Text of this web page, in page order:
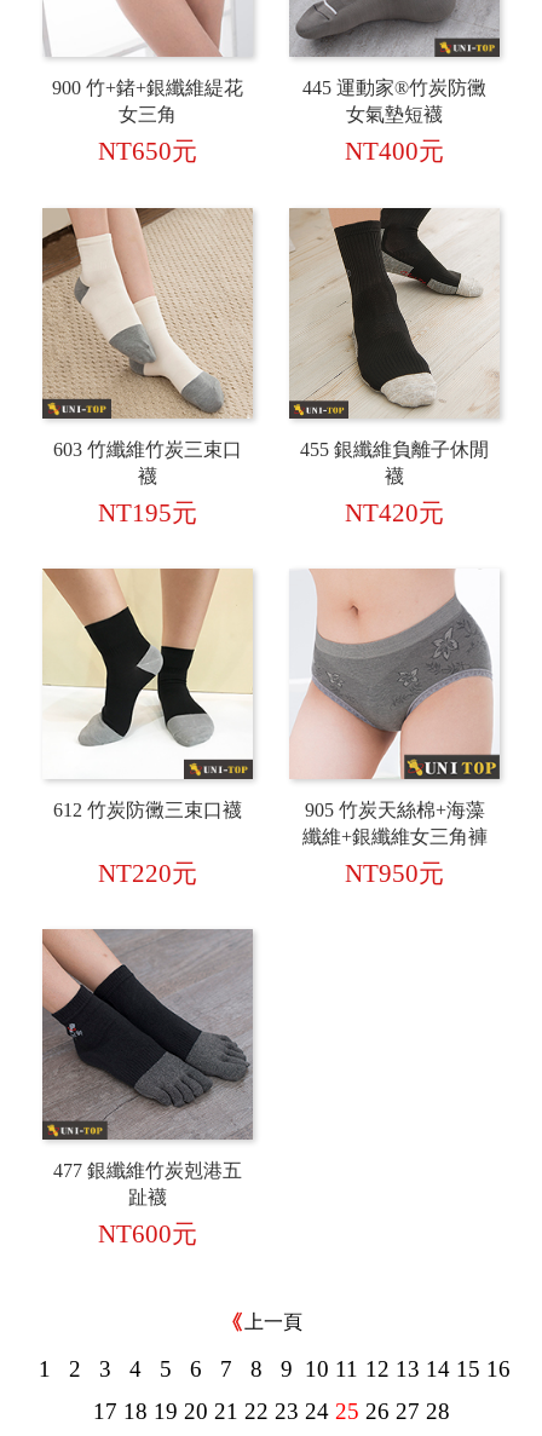
900 竹+鍺+銀纖維緹花
女三角
NT650元
445 運動家®竹炭防黴
女氣墊短襪
NT400元
603 竹纖維竹炭三束口
襪
NT195元
455 銀纖維負離子休閒
襪
NT420元
612 竹炭防黴三束口襪
NT220元
905 竹炭天絲棉+海藻
纖維+銀纖維女三角褲
NT950元
477 銀纖維竹炭剋港五
趾襪
NT600元
上一頁
1 2 3 4 5 6 7 8 9 10 11 12 13 14 15 16
17 18 19 20 21 22 23 24 25 26 27 28